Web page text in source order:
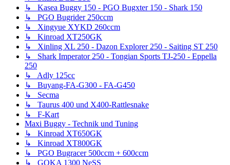
↳ Kasea Buggy 150 - PGO Bugxter 150 - Shark 150
↳ PGO Bugrider 250ccm
↳ Xingyue XYKD 260ccm
↳ Kinroad XT250GK
↳ Xinling XL 250 - Dazon Explorer 250 - Saiting ST 250
↳ Shark Imperator 250 - Tongian Sports TJ-250 - Eppella
250
↳ Adly 125cc
↳ Buyang-FA-G300 - FA-G450
↳ Secma
↳ Taurus 400 und X400-Rattlesnake
↳ F-Kart
Maxi Buggy - Technik und Tuning
↳ Kinroad XT650GK
↳ Kinroad XT800GK
↳ PGO Bugracer 500ccm + 600ccm
↳ GOKA 1300 NeSS